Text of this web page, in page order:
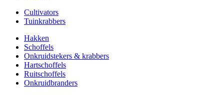
Cultivators
Tuinkrabbers
Hakken
Schoffels
Onkruidstekers & krabbers
Hartschoffels
Ruitschoffels
Onkruidbranders